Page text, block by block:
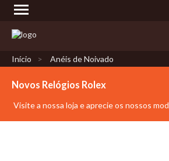
Início Anéis de Noivado
Novos Relógios Rolex
Visite a nossa loja e aprecie os nossos